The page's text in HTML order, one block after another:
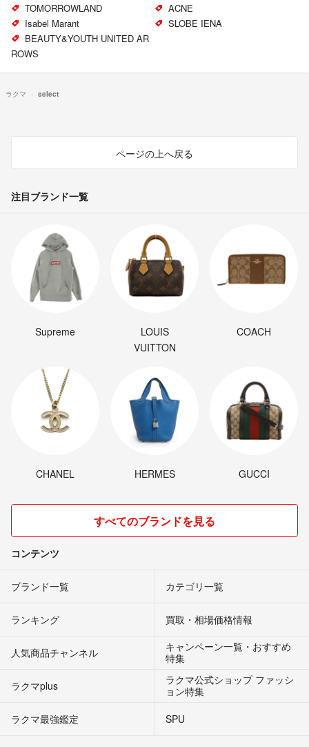
TOMORROWLAND
ACNE
Isabel Marant
SLOBE IENA
BEAUTY&YOUTH UNITED AR
ROWS
ラクマ select
ページの上へ戻る
注目ブランド一覧
Supreme
LOUIS
VUITTON
COACH
CHANEL HERMES GUCCI
すべてのブランドを見る
コンテンツ
ブランド一覧 カテゴリ一覧
ランキング 買取・相場価格情報
人気商品チャンネル
キャンペーン一覧・おすすめ
特集
ラクマplus
ラクマ公式ショップ ファッシ
ョン特集
ラクマ最強鑑定
SPU